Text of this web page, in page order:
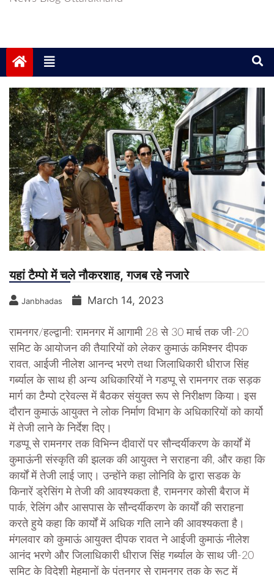
यहां टैम्पो में चले नौकरशाह, गजब रहे नजारे
Janbhadas March 14, 2023
रामनगर/हल्द्वानी: रामनगर में आगामी 28 से 30 मार्च तक जी-20
समिट के आयोजन की तैयारियों को लेकर कुमाऊं कमिश्नर दीपक
रावत, आईजी नीलेश आनन्द भरणे तथा जिलाधिकारी धीराज सिंह
गर्ब्याल के साथ ही अन्य अधिकारियों ने गडप्पू से रामनगर तक सड़क
मार्ग का टैम्पो ट्रेवल्स में बैठकर संयुक्त रूप से निरीक्षण किया। इस
दौरान कुमाऊं आयुक्त ने लोक निर्माण विभाग के अधिकारियों को कार्यो
में तेजी लाने के निर्देश दिए।
गडप्पू से रामनगर तक विभिन्न दीवारों पर सौन्दर्यीकरण के कार्यों में
कुमाऊंनी संस्कृति की झलक की आयुक्त ने सराहना की, और कहा कि
कार्यों में तेजी लाई जाए। उन्होंने कहा लोनिवि के द्वारा सडक के
किनारें ड्रेसिंग मे तेजी की आवश्यकता है, रामनगर कोसी बैराज में
पार्क, रेलिंग और आसपास के सौन्दर्यीकरण के कार्यों की सराहना
करते हुये कहा कि कार्यों में अधिक गति लाने की आवश्यकता है।
मंगलवार को कुमाऊं आयुक्त दीपक रावत ने आईजी कुमाऊं नीलेश
आनंद भरणे और जिलाधिकारी धीराज सिंह गर्ब्याल के साथ जी-20
समिट के विदेशी मेहमानों के पंतनगर से रामनगर तक के रूट में